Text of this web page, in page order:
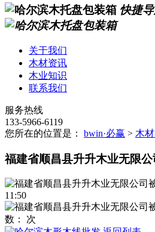
快捷
关于我们
木材资讯
木业知识
联系我们
服务热线
133-5966-6119
您所在的位置是： bwin·必赢 > 木
福建省顺昌县升升木业无限
11:50
数：
次